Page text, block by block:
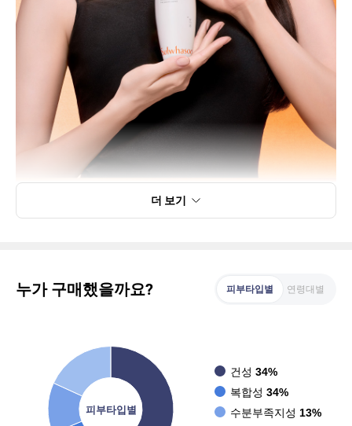
더 보기
누가 구매했을까요? 피부타입별 연령대별
피부타입별
건성 34%
복합성 34%
수분부족지성 13%